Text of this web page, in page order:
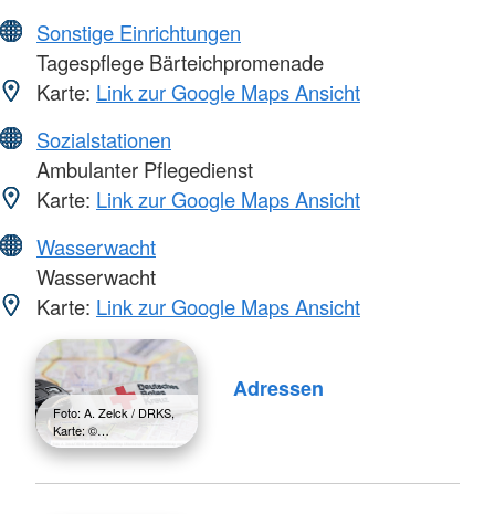
Sonstige Einrichtungen
Tagespflege Bärteichpromenade
Karte: Link zur Google Maps Ansicht
Sozialstationen
Ambulanter Pflegedienst
Karte: Link zur Google Maps Ansicht
Wasserwacht
Wasserwacht
Karte: Link zur Google Maps Ansicht
Foto: A. Zelck / DRKS,
Karte: ©…
Adressen